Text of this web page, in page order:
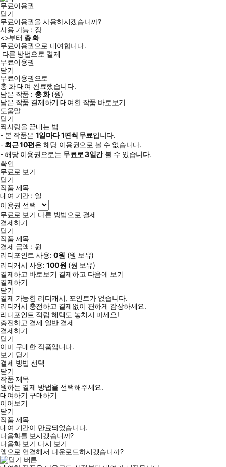
무료이용권
닫기
무료이용권을 사용하시겠습니까?
사용 가능 : 장
<>부터 총화
무료이용권으로 대여합니다.
다른 방법으로 결제
무료이용권
닫기
무료이용권으로
총 화대여 완료했습니다.
남은 작품 : 총화(원)
남은 작품 결제하기 대여한 작품 바로보기
도움말
닫기
짝사랑을 끝내는 법
- 본 작품은 1일마다1편씩 무료입니다.
- 최근10편은 해당 이용권으로 볼 수 없습니다.
- 해당 이용권으로는 무료로3일간볼 수 있습니다.
확인
무료로 보기
닫기
작품 제목
대여 기간 : 일
이용권 선택
무료로 보기 다른 방법으로 결제
결제하기
닫기
작품 제목
결제 금액 : 원
리디포인트 사용: 0원 (원 보유)
리디캐시 사용:100원 (원 보유)
결제하고 바로보기 결제하고 다음에 보기
결제하기
닫기
결제 가능한 리디캐시, 포인트가 없습니다.
리디캐시 충전하고 결제없이 편하게 감상하세요.
리디포인트 적립 혜택도 놓치지 마세요!
충전하고 결제 일반 결제
결제하기
닫기
이미 구매한 작품입니다.
보기 닫기
결제 방법 선택
닫기
작품 제목
원하는 결제 방법을 선택해주세요.
대여하기 구매하기
이어보기
닫기
작품 제목
대여 기간이 만료되었습니다.
다음화를 보시겠습니까?
다음화 보기 다시 보기
앱으로 연결해서 다운로드하시겠습니까?